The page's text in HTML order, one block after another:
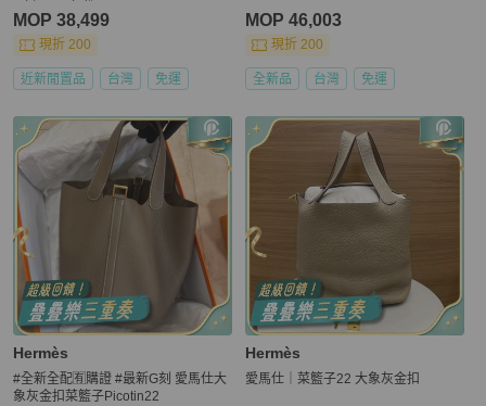
MOP 38,499
現折 200
近新閒置品 台灣 免運
MOP 46,003
現折 200
全新品 台灣 免運
Hermès
#全新全配🈶購證 #最新G刻 愛馬仕大
象灰金扣菜籃子Picotin22
Hermès
愛馬仕｜菜籃子22 大象灰金扣